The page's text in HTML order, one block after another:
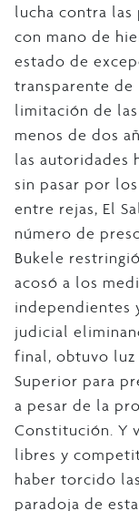
lucha contra las
con mano de
estado de
transparente de
limitación de
menos de dos
las autoridades
sin pasar por
entre rejas, El
número de
Bukele
acosó a los
independientes
judicial
final, obtuvo luz
Superior para
a pesar de la
Constitución. Y
libres y
haber torcido
paradoja de